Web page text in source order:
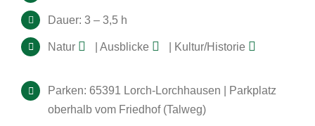
Dauer: 3 – 3,5 h
Natur | Ausblicke | Kultur/Historie
Parken: 65391 Lorch-Lorchhausen | Parkplatz
oberhalb vom Friedhof (Talweg)